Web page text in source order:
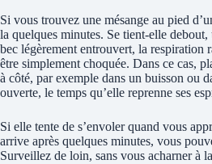
Si vous trouvez une mésange au pied
la quelques minutes. Se tient-elle
bec légèrement entrouvert, la respiration
être simplement choquée. Dans ce cas,
à côté, par exemple dans un buisson ou
ouverte, le temps qu’elle reprenne ses
Si elle tente de s’envoler quand vous
arrive après quelques minutes, vous
Surveillez de loin, sans vous acharner à